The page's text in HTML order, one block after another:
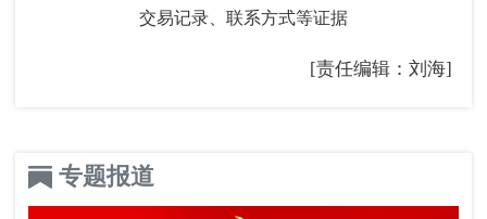
交易记录、联系方式等证据
[责任编辑：刘海]
专题报道